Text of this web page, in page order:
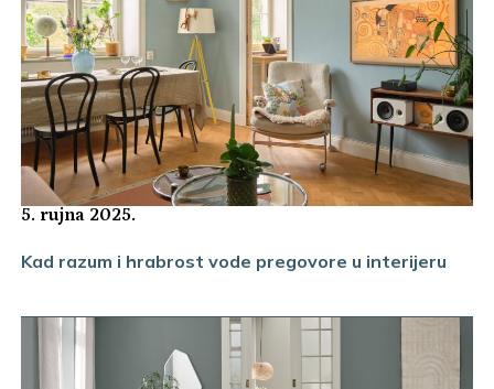
5. rujna 2025.
Kad razum i hrabrost vode pregovore u interijeru